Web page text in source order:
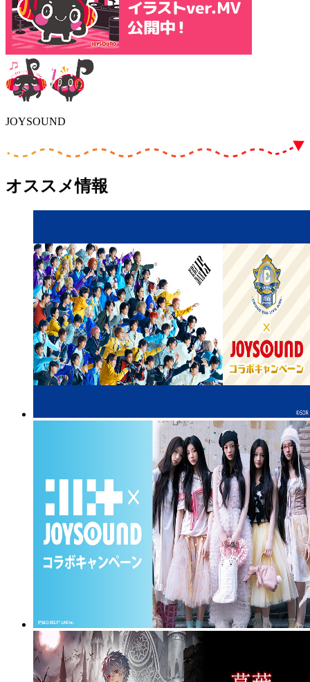
JOYSOUND
オススメ情報